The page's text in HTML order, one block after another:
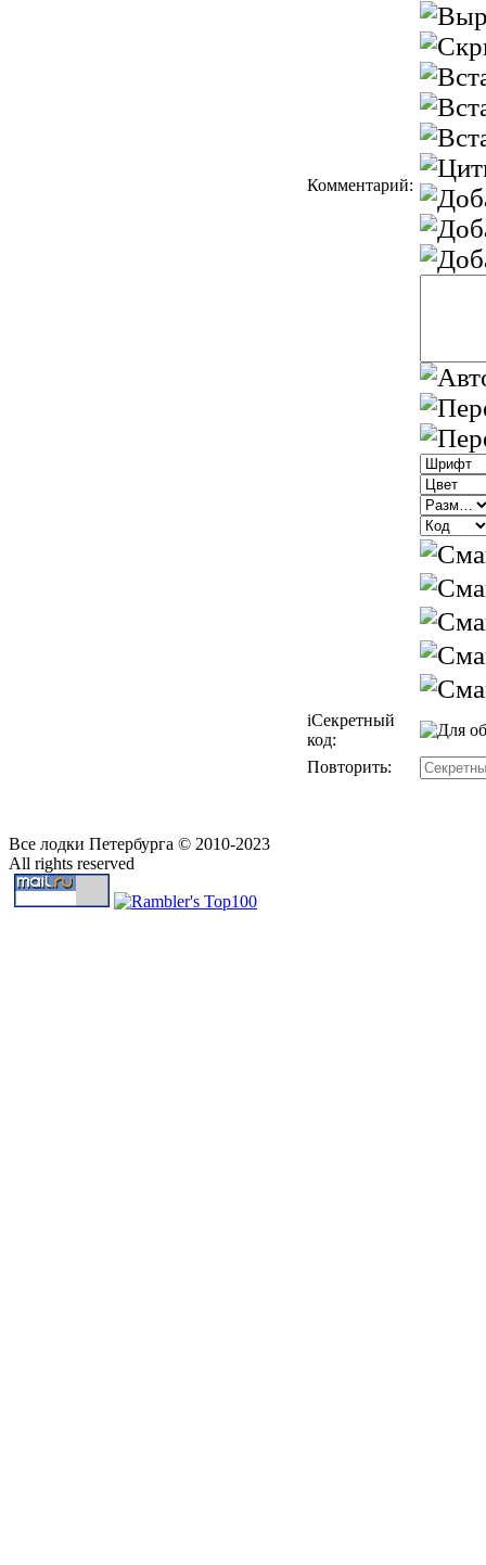
Комментарий:
iСекретный
код:
Повторить:
Все лодки Петербурга © 2010-2023
All rights reserved